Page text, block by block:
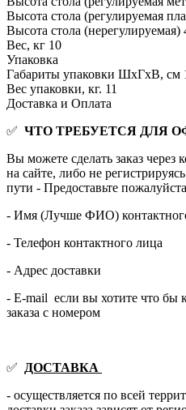
Высота стола (регулируемая
Высота стола (нерегулируемая)
Вес, кг 10
Упаковка
Габариты упаковки ШхГхВ, см
Вес упаковки, кг. 11
Доставка и Оплата
✅ ЧТО ТРЕБУЕТСЯ ДЛЯ
Вы можете сделать заказ через
на сайте, либо не
пути - Предоставьте
- Имя (Лучше ФИО)
- Телефон контактного лица
- Адрес доставки
- E-mail если вы хотите что бы
заказа с номером
✅
ДОСТАВКА
- осуществляется по всей